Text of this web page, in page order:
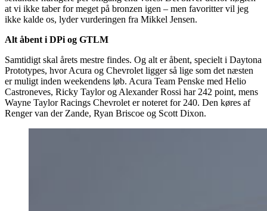
at vi ikke taber for meget på bronzen igen – men favoritter vil jeg
ikke kalde os, lyder vurderingen fra Mikkel Jensen.
Alt åbent i DPi og GTLM
Samtidigt skal årets mestre findes. Og alt er åbent, specielt i Daytona
Prototypes, hvor Acura og Chevrolet ligger så lige som det næsten
er muligt inden weekendens løb. Acura Team Penske med Helio
Castroneves, Ricky Taylor og Alexander Rossi har 242 point, mens
Wayne Taylor Racings Chevrolet er noteret for 240. Den køres af
Renger van der Zande, Ryan Briscoe og Scott Dixon.